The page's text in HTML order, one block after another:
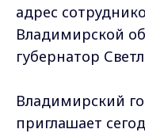
адрес
Владимирской
губернатор
Владимирский
приглашает